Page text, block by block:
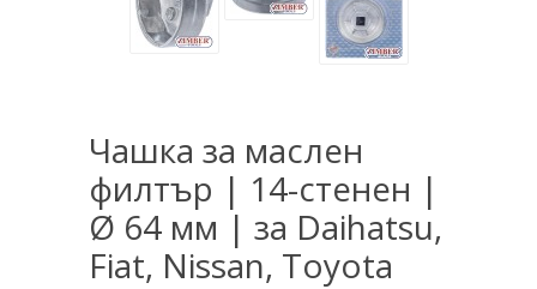
Чашка за маслен
филтър | 14-стенен |
Ø 64 мм | за Daihatsu,
Fiat, Nissan, Toyota